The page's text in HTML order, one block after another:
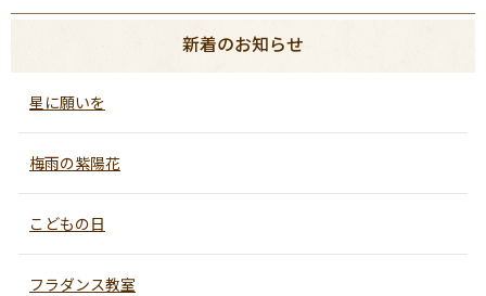
新着のお知らせ
星に願いを
梅雨の紫陽花
こどもの日
フラダンス教室